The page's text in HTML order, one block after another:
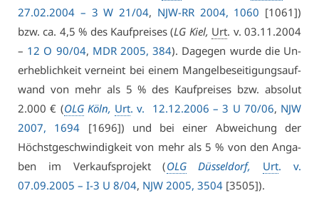
27.02.2004 – 3 W 21/04, NJW-RR 2004, 1060 [1061])
bzw. ca. 4,5 % des Kauf­prei­ses (LG Kiel, Urt. v. 03.11.2004
– 12 O 90/04, MDR 2005, 384). Da­ge­gen wur­de die Un­
er­heb­lich­keit ver­neint bei ei­nem Man­gel­be­sei­ti­gungs­auf­
wand von mehr als 5 % des Kauf­prei­ses bzw. ab­so­lut
2.000 € (OLGKöln, Urt. v. 12.12.2006 – 3 U 70/06, NJW
2007, 1694 [1696]) und bei ei­ner Ab­wei­chung der
Höchst­ge­schwin­dig­keit von mehr als 5 % von den An­ga­
ben im Ver­kaufs­pro­jekt (OLGDüs­sel­dorf, Urt. v.
07.09.2005 – I-3 U 8/04, NJW 2005, 3504 [3505]).